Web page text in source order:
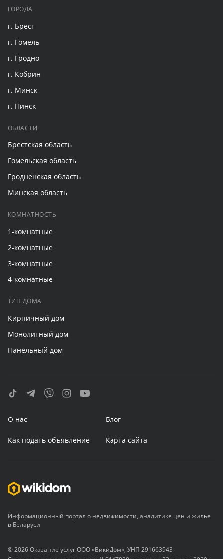
ГОРОДА
г. Брест
г. Гомель
г. Гродно
г. Кобрин
г. Минск
г. Пинск
ОБЛАСТИ
Брестская область
Гомельская область
Гродненская область
Минская область
КОМНАТНОСТЬ
1-комнатные
2-комнатные
3-комнатные
4-комнатные
ТИП ДОМА
Кирпичный дом
Монолитный дом
Панельный дом
О нас Блог
Как подать объявление Карта сайта
Информационный портал о недвижимости, аналитике цен и жилье
в Беларуси
© 2026 Оказание услуг ООО «ВикиДом», УНП 291663943